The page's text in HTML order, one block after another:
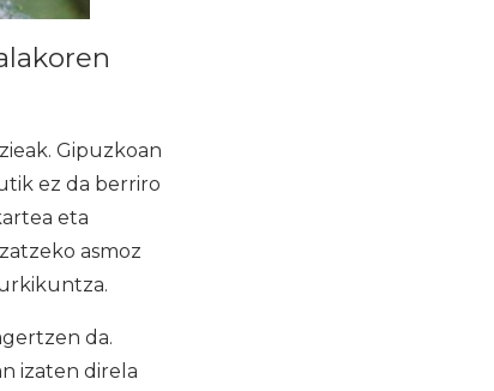
Gipuzkoan
ez da berriro
eta
asmoz
da.
izaten direla